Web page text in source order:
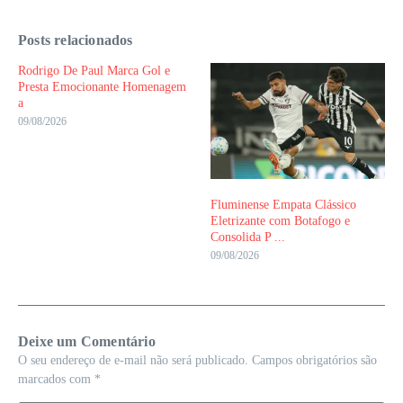
Posts relacionados
Rodrigo De Paul Marca Gol e
Presta Emocionante Homenagem
a
09/08/2026
Fluminense Empata Clássico
Eletrizante com Botafogo e
Consolida P ...
09/08/2026
Deixe um Comentário
O seu endereço de e-mail não será publicado. Campos obrigatórios são
marcados com *